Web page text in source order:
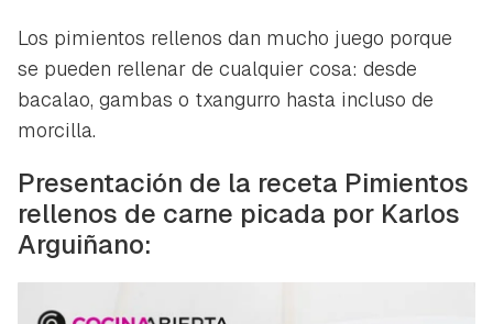
Los pimientos rellenos dan mucho juego porque
se pueden rellenar de cualquier cosa: desde
bacalao, gambas o txangurro hasta incluso de
morcilla.
Presentación de la receta Pimientos
rellenos de carne picada por Karlos
Arguiñano: